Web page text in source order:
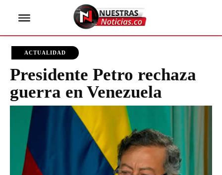
ACTUALIDAD
Presidente Petro rechaza
guerra en Venezuela